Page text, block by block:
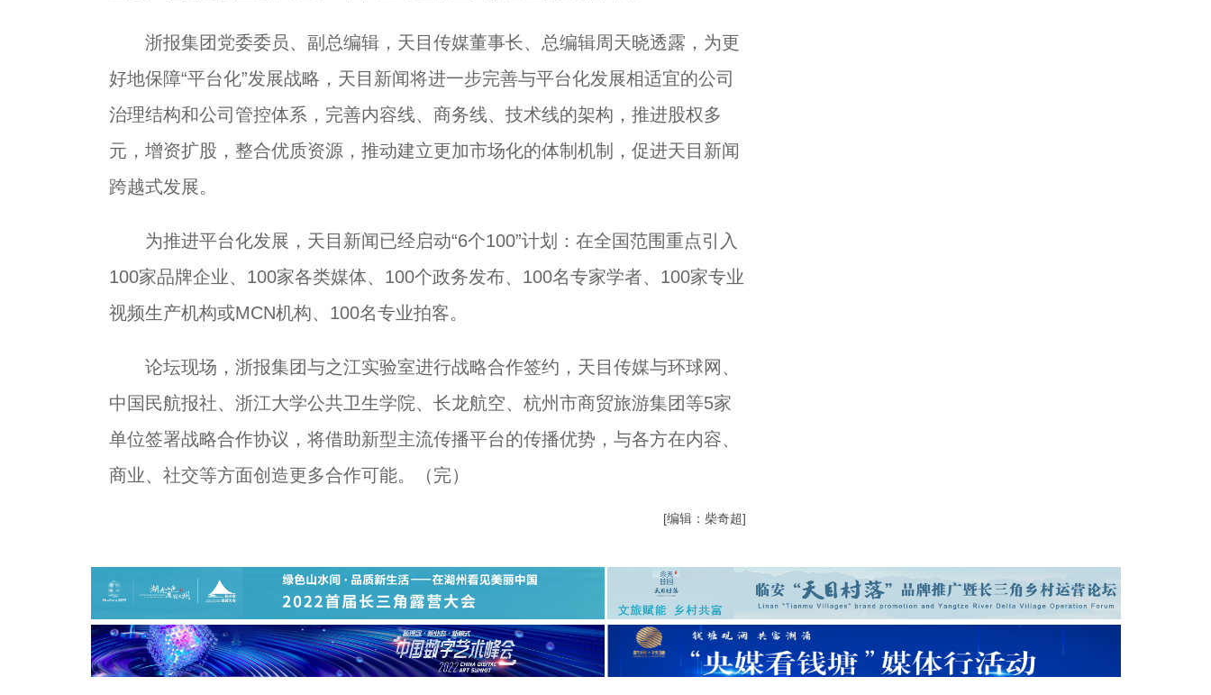
浙报集团党委委员、副总编辑，天目传媒董事长、总编辑周天晓透露，为更
好地保障“平台化”发展战略，天目新闻将进一步完善与平台化发展相适宜的公司
治理结构和公司管控体系，完善内容线、商务线、技术线的架构，推进股权多
元，增资扩股，整合优质资源，推动建立更加市场化的体制机制，促进天目新闻
跨越式发展。
为推进平台化发展，天目新闻已经启动“6个100”计划：在全国范围重点引入
100家品牌企业、100家各类媒体、100个政务发布、100名专家学者、100家专业
视频生产机构或MCN机构、100名专业拍客。
论坛现场，浙报集团与之江实验室进行战略合作签约，天目传媒与环球网、
中国民航报社、浙江大学公共卫生学院、长龙航空、杭州市商贸旅游集团等5家
单位签署战略合作协议，将借助新型主流传播平台的传播优势，与各方在内容、
商业、社交等方面创造更多合作可能。（完）
[编辑：柴奇超]